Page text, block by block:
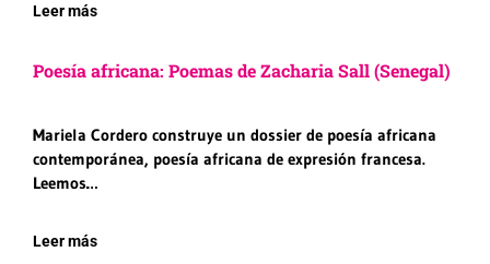
Leer más
Poesía africana: Poemas de Zacharia Sall (Senegal)
Mariela Cordero construye un dossier de poesía africana
contemporánea, poesía africana de expresión francesa.
Leemos…
Leer más